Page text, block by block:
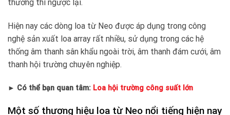
thường thì ngược lại.
Hiện nay các dòng loa từ Neo được áp dụng trong công
nghệ sản xuất loa array rất nhiều, sử dụng trong các hệ
thống âm thanh sân khẩu ngoài trời, âm thanh đám cưới, âm
thanh hội trường chuyên nghiệp.
► Có thể bạn quan tâm: Loa hội trường công suất lớn
Một số thương hiệu loa từ Neo nổi tiếng hiện nay